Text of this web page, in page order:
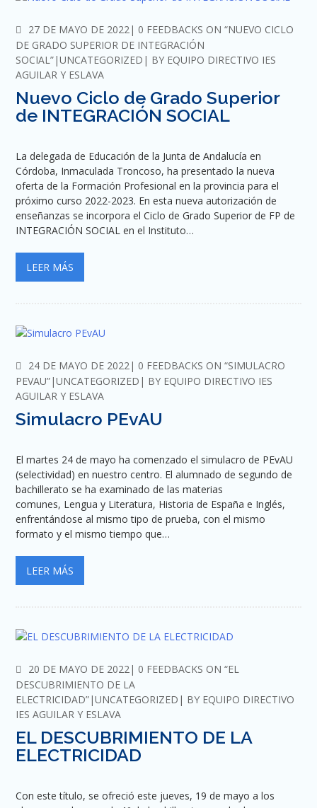
27 DE MAYO DE 2022 COMMENTS
0 FEEDBACKS ON “NUEVO CICLO
DE GRADO SUPERIOR DE INTEGRACIÓN
SOCIAL” UNCATEGORIZED BY EQUIPO DIRECTIVO IES
AGUILAR Y ESLAVA
Nuevo Ciclo de Grado Superior
de INTEGRACIÓN SOCIAL
La delegada de Educación de la Junta de Andalucía en
Córdoba, Inmaculada Troncoso, ha presentado la nueva
oferta de la Formación Profesional en la provincia para el
próximo curso 2022-2023. En esta nueva autorización de
enseñanzas se incorpora el Ciclo de Grado Superior de FP de
INTEGRACIÓN SOCIAL en el Instituto…
LEER MÁS
24 DE MAYO DE 2022 COMMENTS
0 FEEDBACKS ON “SIMULACRO
PEVAU” UNCATEGORIZED BY EQUIPO DIRECTIVO IES
AGUILAR Y ESLAVA
Simulacro PEvAU
El martes 24 de mayo ha comenzado el simulacro de PEvAU
(selectividad) en nuestro centro. El alumnado de segundo de
bachillerato se ha examinado de las materias
comunes, Lengua y Literatura, Historia de España e Inglés,
enfrentándose al mismo tipo de prueba, con el mismo
formato y el mismo tiempo que…
LEER MÁS
20 DE MAYO DE 2022 COMMENTS
0 FEEDBACKS ON “EL
DESCUBRIMIENTO DE LA
ELECTRICIDAD” UNCATEGORIZED BY EQUIPO DIRECTIVO
IES AGUILAR Y ESLAVA
EL DESCUBRIMIENTO DE LA
ELECTRICIDAD
Con este título, se ofreció este jueves, 19 de mayo a los